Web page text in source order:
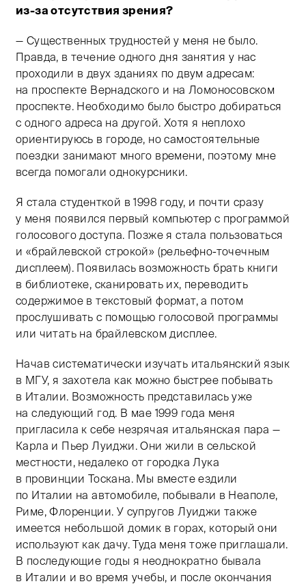
из-за отсутствия зрения?
— Существенных трудностей у меня не было.
Правда, в течение одного дня занятия у нас
проходили в двух зданиях по двум адресам:
на проспекте Вернадского и на Ломоносовском
проспекте. Необходимо было быстро добираться
с одного адреса на другой. Хотя я неплохо
ориентируюсь в городе, но самостоятельные
поездки занимают много времени, поэтому мне
всегда помогали однокурсники.
Я стала студенткой в 1998 году, и почти сразу
у меня появился первый компьютер с программой
голосового доступа. Позже я стала пользоваться
и «брайлевской строкой» (рельефно-точечным
дисплеем). Появилась возможность брать книги
в библиотеке, сканировать их, переводить
содержимое в текстовый формат, а потом
прослушивать с помощью голосовой программы
или читать на брайлевском дисплее.
Начав систематически изучать итальянский язык
в МГУ, я захотела как можно быстрее побывать
в Италии. Возможность представилась уже
на следующий год. В мае 1999 года меня
пригласила к себе незрячая итальянская пара —
Карла и Пьер Луиджи. Они жили в сельской
местности, недалеко от городка Лука
в провинции Тоскана. Мы вместе ездили
по Италии на автомобиле, побывали в Неаполе,
Риме, Флоренции. У супругов Луиджи также
имеется небольшой домик в горах, который они
используют как дачу. Туда меня тоже приглашали.
В последующие годы я неоднократно бывала
в Италии и во время учебы, и после окончания